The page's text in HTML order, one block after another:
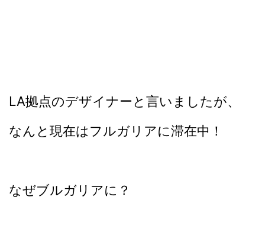
LA拠点のデザイナーと言いましたが、
なんと現在はフルガリアに滞在中！
なぜブルガリアに？